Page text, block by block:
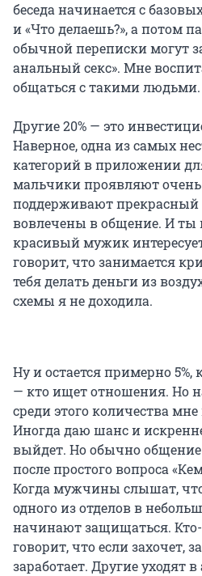
беседа начинается с
и «Что делаешь?», а потом
обычной переписки могут
анальный секс». Мне
общаться с такими людьми.
Другие 20% — это
Наверное, одна из самых
категорий в приложении
мальчики проявляют
поддерживают
вовлечены в общение. И ты
красивый мужик
говорит, что занимается
тебя делать деньги из
схемы я не доходила.
Ну и остается примерно 5%,
— кто ищет отношения. Но
среди этого количества мне
Иногда даю шанс и
выйдет. Но обычно
после простого вопроса
Когда мужчины слышат,
одного из отделов в
начинают защищаться.
говорит, что если захочет,
заработает. Другие уходят